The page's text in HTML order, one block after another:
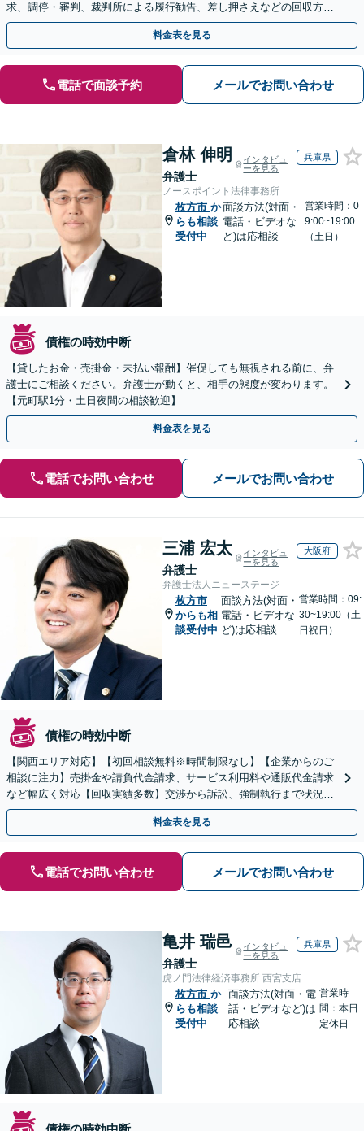
求、調停・審判、裁判所による履行勧告、差し押さえなどの回収方法
を考えます【初回面談30分無料】
料金表を見る
電話で面談予約 メールでお問い合わせ
倉林 伸明
弁護士
インタビュ
ーを見る
兵庫県
ノースポイント法律事務所
枚方市 か
らも相談
受付中
面談方法(対面・
電話・ビデオな
ど)は応相談
営業時間：0
9:00~19:00
（土日）
債権の時効中断
【貸したお金・売掛金・未払い報酬】催促しても無視される前に、弁
護士にご相談ください。弁護士が動くと、相手の態度が変わります。
【元町駅1分・土日夜間の相談歓迎】
料金表を見る
電話でお問い合わせ メールでお問い合わせ
三浦 宏太
弁護士
インタビュ
ーを見る
大阪府
弁護士法人ニューステージ
枚方市
からも相
談受付中
面談方法(対面・
電話・ビデオな
ど)は応相談
営業時間：09:
30~19:00（土
日祝日）
債権の時効中断
【関西エリア対応】【初回相談無料※時間制限なし】【企業からのご
相談に注力】売掛金や請負代金請求、サービス利用料や通販代金請求
など幅広く対応【回収実績多数】交渉から訴訟、強制執行まで状況に
応じて的確に対応します
料金表を見る
電話でお問い合わせ メールでお問い合わせ
亀井 瑞邑
弁護士
インタビュ
ーを見る
兵庫県
虎ノ門法律経済事務所 西宮支店
枚方市 か
らも相談
受付中
面談方法(対面・電
話・ビデオなど)は
応相談
営業時
間：本日
定休日